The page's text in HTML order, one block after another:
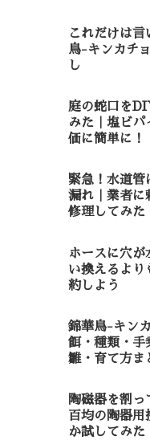
これだけは
鳥-キンカチ
し
庭の蛇口を
みた｜塩ビパ
価に簡単に！
緊急！水道管
漏れ｜業者に
修理してみた
ホースに穴が
い換えるより
約しよう
錦華鳥-キン
餌・種類・手
雛・育て方ま
陶磁器を割っ
百均の陶器用
か試してみた